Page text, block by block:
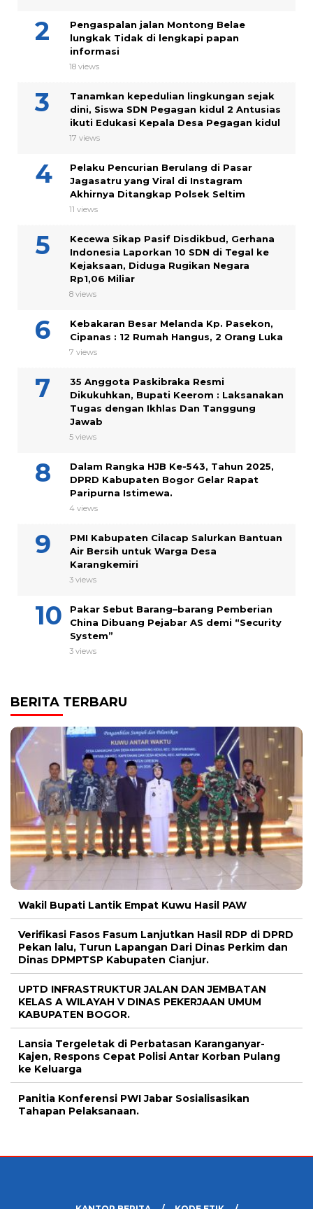
Pengaspalan jalan Montong Belae
lungkak Tidak di lengkapi papan
informasi
18 views
Tanamkan kepedulian lingkungan sejak
dini, Siswa SDN Pegagan kidul 2 Antusias
ikuti Edukasi Kepala Desa Pegagan kidul
17 views
Pelaku Pencurian Berulang di Pasar
Jagasatru yang Viral di Instagram
Akhirnya Ditangkap Polsek Seltim
11 views
Kecewa Sikap Pasif Disdikbud, Gerhana
Indonesia Laporkan 10 SDN di Tegal ke
Kejaksaan, Diduga Rugikan Negara
Rp1,06 Miliar
8 views
Kebakaran Besar Melanda Kp. Pasekon,
Cipanas : 12 Rumah Hangus, 2 Orang Luka
7 views
35 Anggota Paskibraka Resmi
Dikukuhkan, Bupati Keerom : Laksanakan
Tugas dengan Ikhlas Dan Tanggung
Jawab
5 views
Dalam Rangka HJB Ke-543, Tahun 2025,
DPRD Kabupaten Bogor Gelar Rapat
Paripurna Istimewa.
4 views
PMI Kabupaten Cilacap Salurkan Bantuan
Air Bersih untuk Warga Desa
Karangkemiri
3 views
Pakar Sebut Barang–barang Pemberian
China Dibuang Pejabar AS demi “Security
System”
3 views
BERITA TERBARU
Wakil Bupati Lantik Empat Kuwu Hasil PAW
Verifikasi Fasos Fasum Lanjutkan Hasil RDP di DPRD
Pekan lalu, Turun Lapangan Dari Dinas Perkim dan
Dinas DPMPTSP Kabupaten Cianjur.
UPTD INFRASTRUKTUR JALAN DAN JEMBATAN
KELAS A WILAYAH V DINAS PEKERJAAN UMUM
KABUPATEN BOGOR.
Lansia Tergeletak di Perbatasan Karanganyar-
Kajen, Respons Cepat Polisi Antar Korban Pulang
ke Keluarga
Panitia Konferensi PWI Jabar Sosialisasikan
Tahapan Pelaksanaan.